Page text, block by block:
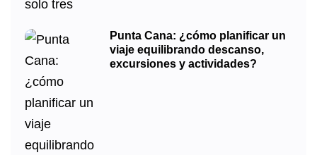
Punta Cana: ¿cómo planificar un
viaje equilibrando descanso,
excursiones y actividades?